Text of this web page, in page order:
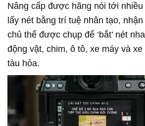
Nâng cấp được hãng nói tới
lấy nét bằng trí tuệ nhân tạo,
chủ thể được chụp để ‘bắt’ nét
động vật, chim, ô tô, xe máy và
tàu hỏa.